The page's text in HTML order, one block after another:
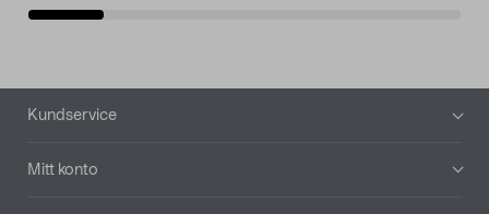
Sidfot
Kundservice
Mitt konto